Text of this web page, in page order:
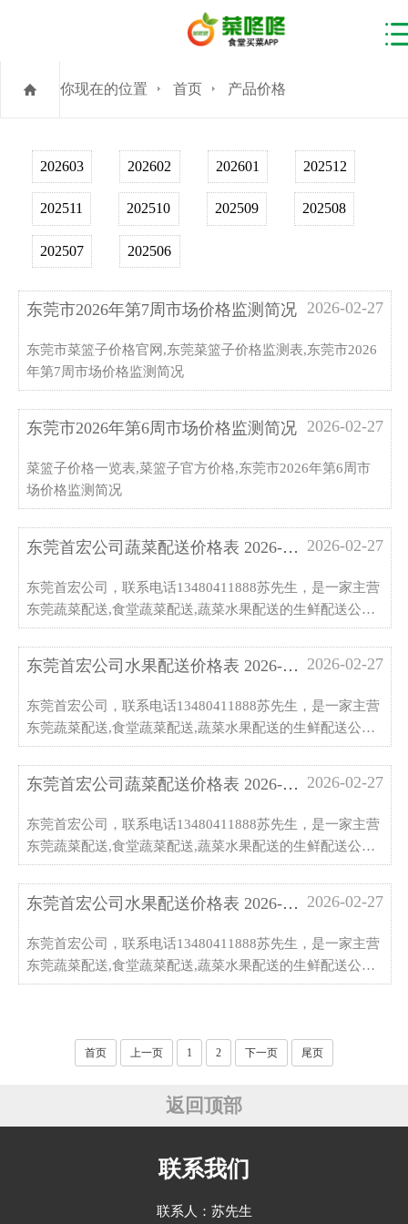
你现在的位置 首页 产品价格
202603 202602 202601 202512
202511 202510 202509 202508
202507 202506
2026-02-27
东莞市2026年第7周市场价格监测简况
东莞市菜篮子价格官网,东莞菜篮子价格监测表,东莞市2026
年第7周市场价格监测简况
2026-02-27
东莞市2026年第6周市场价格监测简况
菜篮子价格一览表,菜篮子官方价格,东莞市2026年第6周市
场价格监测简况
2026-02-27
东莞首宏公司蔬菜配送价格表 2026-02-...
东莞首宏公司，联系电话13480411888苏先生，是一家主营
东莞蔬菜配送,食堂蔬菜配送,蔬菜水果配送的生鲜配送公司,
蔬菜/肉类/粮油/冻品/调味品/水果一站式采购,欢迎来厂考察
指导
2026-02-27
东莞首宏公司水果配送价格表 2026-2-2...
东莞首宏公司，联系电话13480411888苏先生，是一家主营
东莞蔬菜配送,食堂蔬菜配送,蔬菜水果配送的生鲜配送公司,
蔬菜/肉类/粮油/冻品/调味品/水果一站式采购,欢迎来厂考察
2026-02-27
东莞首宏公司蔬菜配送价格表 2026-02-...
东莞首宏公司，联系电话13480411888苏先生，是一家主营
东莞蔬菜配送,食堂蔬菜配送,蔬菜水果配送的生鲜配送公司,
蔬菜/肉类/粮油/冻品/调味品/水果一站式采购,欢迎来厂考察
2026-02-27
东莞首宏公司水果配送价格表 2026-2-2...
东莞首宏公司，联系电话13480411888苏先生，是一家主营
东莞蔬菜配送,食堂蔬菜配送,蔬菜水果配送的生鲜配送公司,
蔬菜/肉类/粮油/冻品/调味品/水果一站式采购,欢迎来厂考察
首页 上一页 1 2 下一页 尾页
返回顶部
联系我们
联系人：苏先生